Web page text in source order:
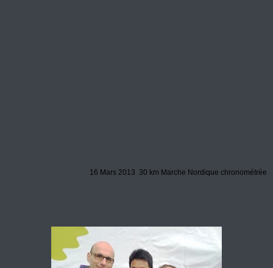
16 Mars 2013 30 km Marche Nordique chronométrée